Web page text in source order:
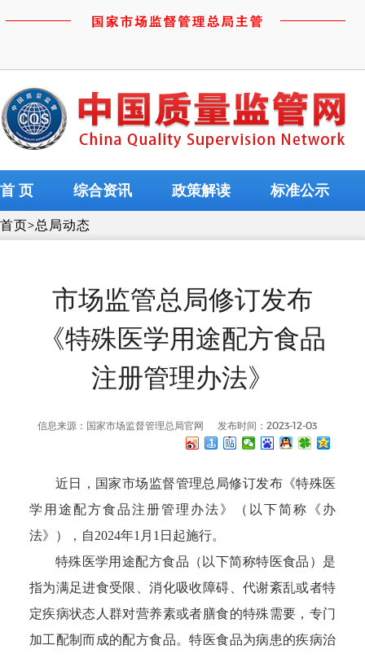
首 页 综合资讯 政策解读 标准公示
首页>总局动态
市场监管总局修订发布
《特殊医学用途配方食品
注册管理办法》
信息来源：国家市场监督管理总局官网 发布时间：2023-12-03
近日，国家市场监督管理总局修订发布《特殊医
学用途配方食品注册管理办法》（以下简称《办
法》），自2024年1月1日起施行。
特殊医学用途配方食品（以下简称特医食品）是
指为满足进食受限、消化吸收障碍、代谢紊乱或者特
定疾病状态人群对营养素或者膳食的特殊需要，专门
加工配制而成的配方食品。特医食品为病患的疾病治